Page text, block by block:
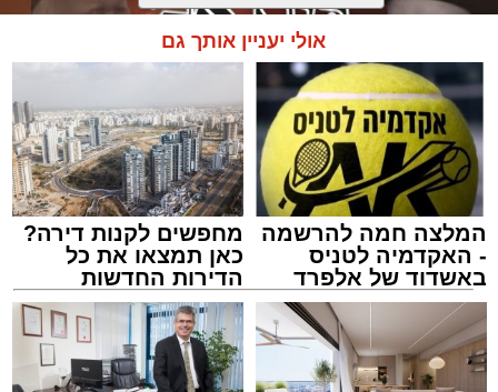
מעגלים
מנהל האתר / 20:31 06.08.26
אולי יעניין אותך גם
המלצה חמה להרשמה
- האקדמיה לטניס
באשדוד של אלפרד
קריאולנסקי - לילדים
מחפשים לקנות דירה?
כאן תמצאו את כל
הדירות החדשות
למכירה באשדוד >>>